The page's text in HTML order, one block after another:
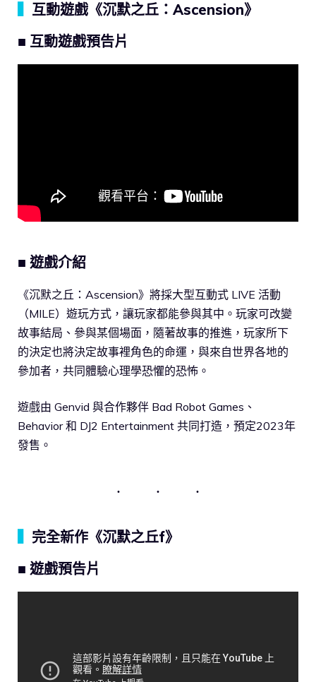
互動遊戲《沉默之丘：Ascension》
■ 互動遊戲預告片
■ 遊戲介紹
《沉默之丘：Ascension》將採大型互動式 LIVE 活動
（MILE）遊玩方式，讓玩家都能參與其中。玩家可改變
故事結局、參與某個場面，隨著故事的推進，玩家所下
的決定也將決定故事裡角色的命運，與來自世界各地的
參加者，共同體驗心理學恐懼的恐怖。
遊戲由 Genvid 與合作夥伴 Bad Robot Games、
Behavior 和 DJ2 Entertainment 共同打造，預定2023年
發售。
完全新作《沉默之丘f》
■ 遊戲預告片